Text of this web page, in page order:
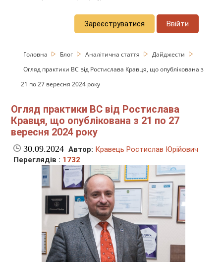
Зареєструватися Ввійти
Головна Блог Аналітична стаття
Дайджести
Огляд практики ВС від Ростислава Кравця, що опублікована з
21 по 27 вересня 2024 року
Огляд практики ВС від Ростислава
Кравця, що опублікована з 21 по 27
вересня 2024 року
30.09.2024 Автор: Кравець Ростислав Юрійович
Переглядів : 1732